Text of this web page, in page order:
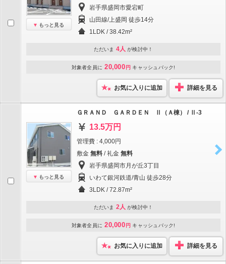
もっと見る
岩手県盛岡市愛宕町
山田線/上盛岡 徒歩14分
1LDK / 38.42m²
ただいま 4人 が検討中！
対象者全員に 20,000 円 キャッシュバック!
お気に入りに追加 詳細を見る
もっと見る
ＧＲＡＮＤ ＧＡＲＤＥＮ Ⅱ（Ａ棟） / Ⅱ-3
13.5万円
管理費 : 4,000円
敷金 無料 / 礼金 無料
岩手県盛岡市月が丘3丁目
いわて銀河鉄道/青山 徒歩28分
3LDK / 72.87m²
ただいま 2人 が検討中！
対象者全員に 20,000 円 キャッシュバック!
お気に入りに追加 詳細を見る